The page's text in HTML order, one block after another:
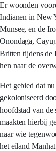
Er woonden
Indianen in New
Munsee, en de
Onondaga,
Britten tijdens de
hen naar de
Het gebied dat
gekoloniseerd
hoofdstad van
maakten hierbij
naar wie
het eiland